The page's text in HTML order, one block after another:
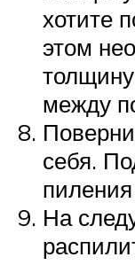
хотите
этом
между
себя.
На